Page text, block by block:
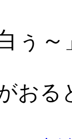
ぅ～
おる